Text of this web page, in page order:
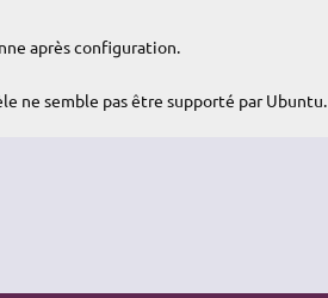
après configuration.
ne semble pas être supporté par Ubuntu.